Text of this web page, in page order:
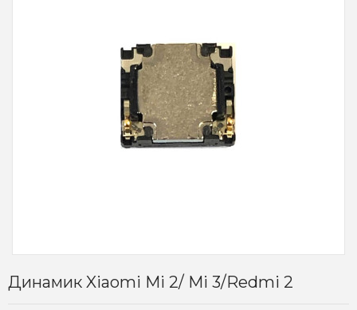
Динамик Xiaomi Mi 2/ Mi 3/Redmi 2